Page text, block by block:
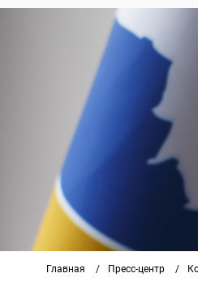
Главная / Пресс-центр /